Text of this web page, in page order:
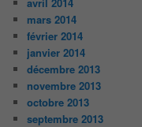
mars 2014
février 2014
janvier 2014
décembre 2013
novembre 2013
octobre 2013
septembre 2013